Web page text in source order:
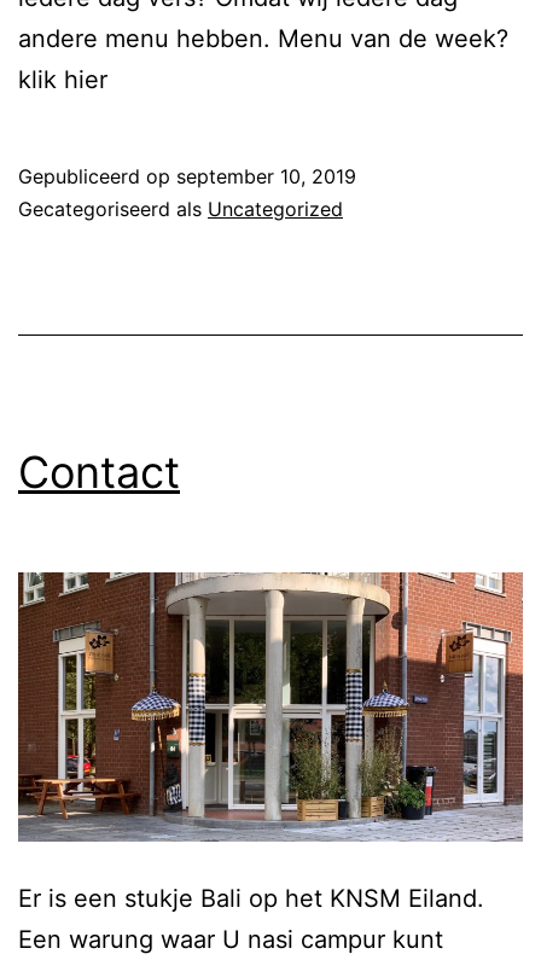
andere menu hebben. Menu van de week?
klik hier
Gepubliceerd op september 10, 2019
Gecategoriseerd als Uncategorized
Contact
Er is een stukje Bali op het KNSM Eiland.
Een warung waar U nasi campur kunt